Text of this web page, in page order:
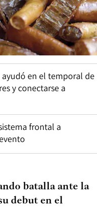
ayudó en el temporal de
y conectarse a
frontal a
batalla ante la
debut en el